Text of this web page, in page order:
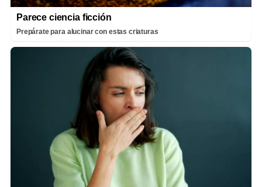
Parece ciencia ficción
Prepárate para alucinar con estas criaturas